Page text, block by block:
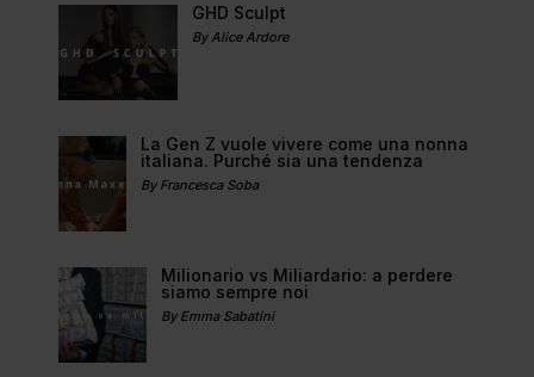
GHD Sculpt
By Alice Ardore
La Gen Z vuole vivere come una nonna
italiana. Purché sia una tendenza
By Francesca Soba
Milionario vs Miliardario: a perdere
siamo sempre noi
By Emma Sabatini